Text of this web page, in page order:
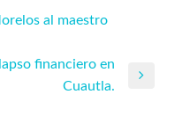
al maestro
financiero en
Cuautla.